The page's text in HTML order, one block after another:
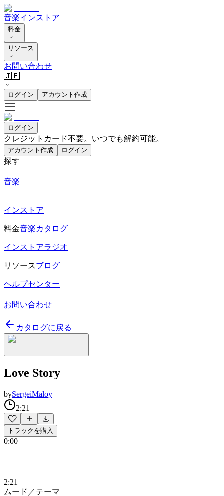
音楽インストア
料金
リソース
お問い合わせ
🇯🇵
ログイン アカウント作成
ログイン
クレジットカード不要。いつでも解約可能。
アカウント作成 ログイン
探す
音楽
インストア
料金音楽カタログ
インストアラジオ
リソースブログ
ヘルプセンター
お問い合わせ
カタログに戻る
Love Story
bySergeiMaloy
2:21
トラックを購入
0:00
2:21
ムード／テーマ